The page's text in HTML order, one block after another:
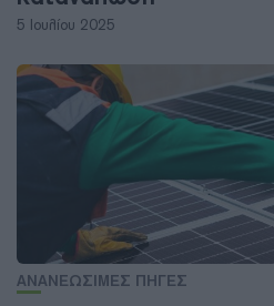
5 Ιουλίου 2025
ΑΝΑΝΕΩΣΙΜΕΣ ΠΗΓΕΣ